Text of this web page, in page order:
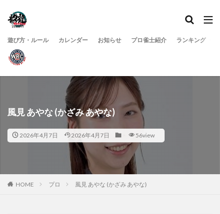
遊び方・ルール カレンダー お知らせ プロ雀士紹介 ランキング
風見 あやな (かざみ あやな)
2026年4月7日 2026年4月7日 56view
HOME プロ 風見 あやな (かざみ あやな)